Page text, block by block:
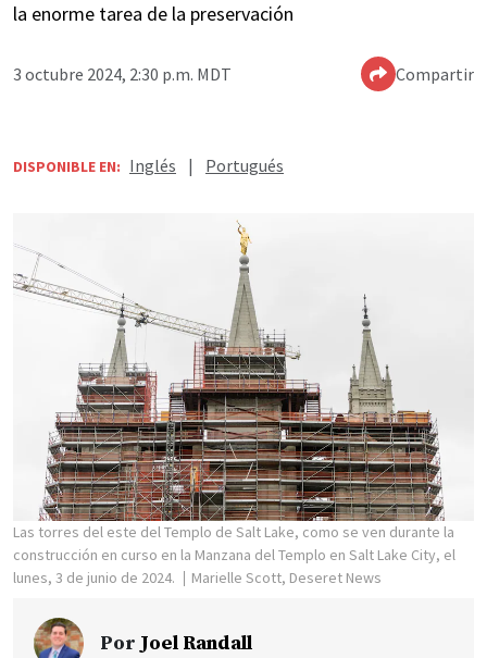
la enorme tarea de la preservación
3 octubre 2024, 2:30 p.m. MDT Compartir
DISPONIBLE EN: Inglés | Portugués
Las torres del este del Templo de Salt Lake, como se ven durante la
construcción en curso en la Manzana del Templo en Salt Lake City, el
lunes, 3 de junio de 2024.
Marielle Scott, Deseret News
Por Joel Randall